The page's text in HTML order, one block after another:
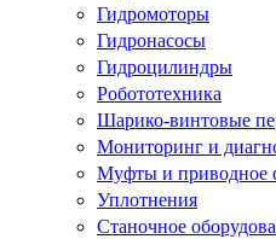
Гидромоторы
Гидронасосы
Гидроцилиндры
Робототехника
Шарико-винтовые
Мониторинг и
Муфты и приводное
Уплотнения
Станочное